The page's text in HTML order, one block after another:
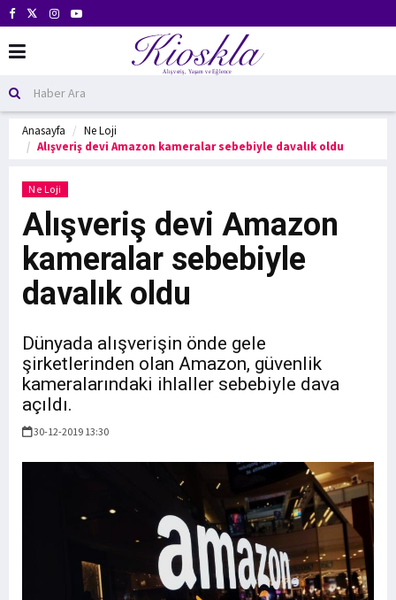
Anasayfa
Ne Loji
Alışveriş devi Amazon kameralar sebebiyle davalık oldu
Ne Loji
Alışveriş devi Amazon
kameralar sebebiyle
davalık oldu
Dünyada alışverişin önde gele
şirketlerinden olan Amazon, güvenlik
kameralarındaki ihlaller sebebiyle dava
açıldı.
30-12-2019 13:30